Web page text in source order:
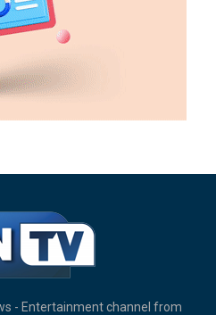
- Entertainment channel from